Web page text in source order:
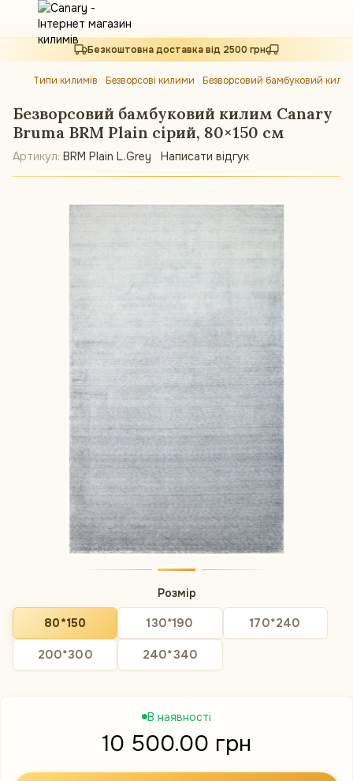
Безкоштовна доставка від 2500 грн
Типи килимів Безворсові килими Безворсовий бамбуковий
Безворсовий бамбуковий килим Canary
Bruma BRM Plain сірий, 80×150 см
Артикул: BRM Plain L.Grey Написати відгук
Розмір
80*150 130*190
170*240
200*300
240*340
В наявності
10 500.00 грн